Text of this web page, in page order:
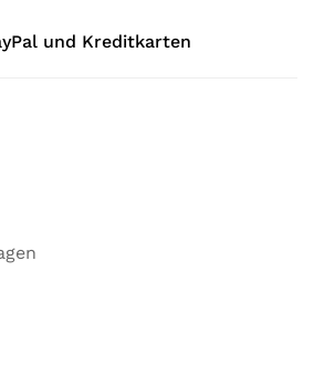
und Kreditkarten